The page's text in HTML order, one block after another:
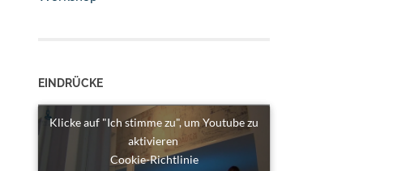
EINDRÜCKE
Klicke auf "Ich stimme zu", um Youtube zu
aktivieren
Cookie-Richtlinie